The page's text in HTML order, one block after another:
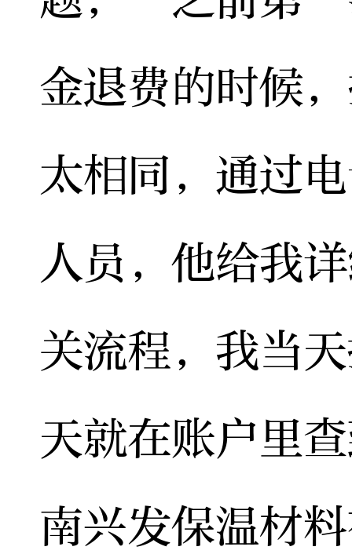
金退费的时候
太相同，通过
人员，他给我
关流程，我当
天就在账户里
南兴发保温材